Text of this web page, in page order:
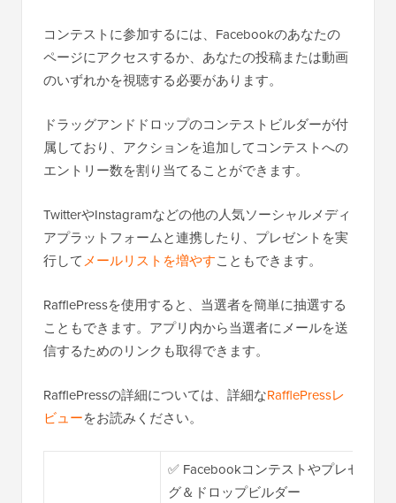
コンテストに参加するには、Facebookのあなたの
ページにアクセスするか、あなたの投稿または動画
のいずれかを視聴する必要があります。
ドラッグアンドドロップのコンテストビルダーが付
属しており、アクションを追加してコンテストへの
エントリー数を割り当てることができます。
TwitterやInstagramなどの他の人気ソーシャルメディ
アプラットフォームと連携したり、プレゼントを実
行してメールリストを増やすこともできます。
RafflePressを使用すると、当選者を簡単に抽選する
こともできます。アプリ内から当選者にメールを送
信するためのリンクも取得できます。
RafflePressの詳細については、詳細なRafflePressレ
ビューをお読みください。
✅ Facebookコンテストやプレゼント
グ＆ドロップビルダー